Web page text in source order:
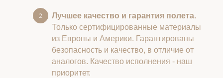
Лучшее качество и гарантия полета.
Только сертифицированные материалы
из Европы и Америки. Гарантированы
безопасность и качество, в отличие от
аналогов. Качество исполнения - наш
приоритет.